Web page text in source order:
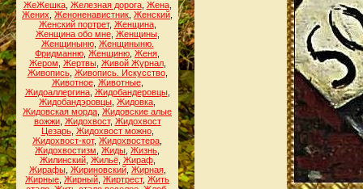
ЖеЖешка, Железная дорога, Жена,
Жених Женоненавистник Женский
Женский портрет, Женщина,
Женщина обо мне, Женщины,
Женщиныню, Женщиныню.
Фридманню Женщиню Женя
Жером Жертвы, Живой Журнал,
Живопись, Живопись. Искусство,
Животное, Животные,
Жидоаллергина, Жидобандеровцы,
Жидобандэровцы Жидовка
Жидовская морда Жидовские алые
вожжи, Жидохвост, Жидохвост
Цезарь, Жидохвост можно,
Жидохвост-кот, Жидохвостера
Жидохвостизм Жиды Жизнь
Жилинский, Жильё, Жираф,
Жирафы, Жириновский, Жирная,
Жирные Жирный Жиртрест, Жить